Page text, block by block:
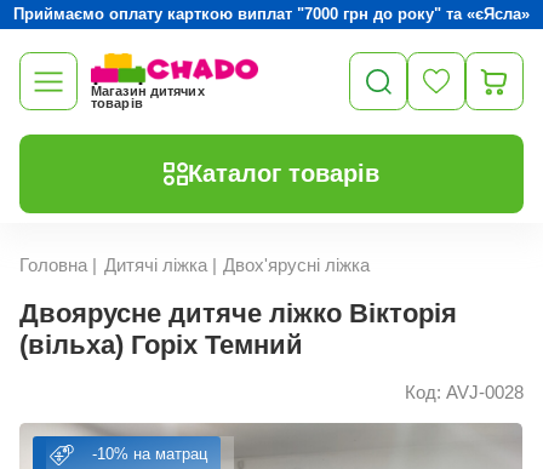
Приймаємо оплату карткою виплат "7000 грн до року" та «єЯсла»
Магазин дитячих
товарів
Каталог товарів
Головна | Дитячі ліжка| Двох'ярусні ліжка
Двоярусне дитяче ліжко Вікторія
(вільха) Горіх Темний
Код: AVJ-0028
-10% на матрац